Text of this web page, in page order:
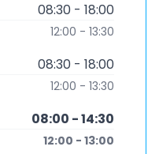
08:30 - 18:00
12:00 - 13:30
08:30 - 18:00
12:00 - 13:30
08:00 - 14:30
12:00 - 13:00